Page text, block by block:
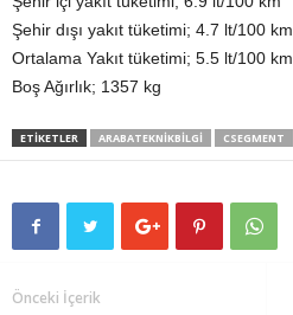
Şehir dışı yakıt tüketimi; 4.7 lt/100 km
Ortalama Yakıt tüketimi; 5.5 lt/100 km
Boş Ağırlık; 1357 kg
ETIKETLER ARABATEKNIKBILGI CSEGMENT
Önceki İçerik